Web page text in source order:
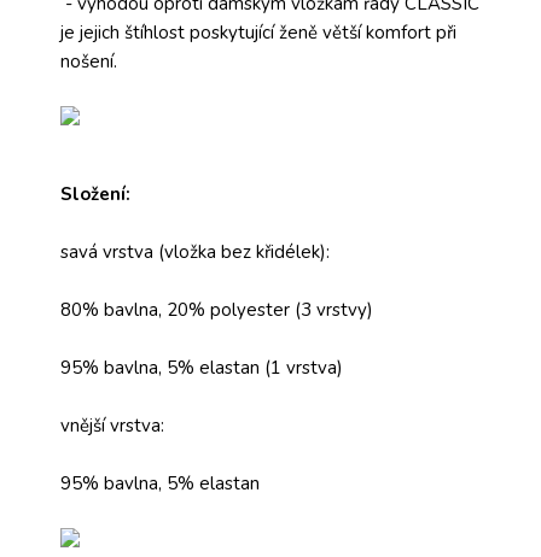
je jejich štíhlost poskytující ženě větší komfort při
nošení.
Složení:
savá vrstva (vložka bez křidélek):
80% bavlna, 20% polyester (3 vrstvy)
95% bavlna, 5% elastan (1 vrstva)
vnější vrstva:
95% bavlna, 5% elastan